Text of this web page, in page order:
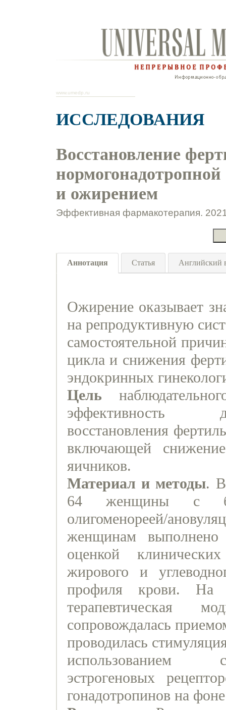
www.umedp.ru
ИССЛЕДОВАНИЯ
Восстановление
и ожирением
Эффективная фармакотерапия.
Аннотация Статья Английский
Ожирение оказывает
на репродуктивную
самостоятельной
цикла и снижения
эндокринных
Цель
эффективность
восстановления
включающей
яичников.
Материал и методы.
64 женщины с
олигоменореей/
женщинам выполнено
оценкой
жирового и
профиля крови. На
терапевтическая
сопровождалась
проводилась
использованием
эстрогеновых
гонадотропинов на